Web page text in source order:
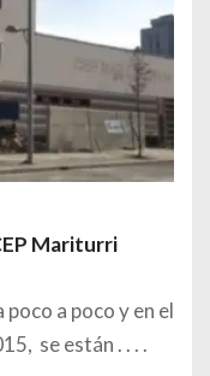
Mariturri
a poco y en el
se están